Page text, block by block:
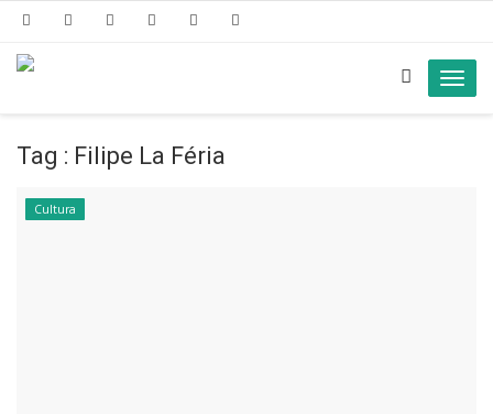
Tag : Filipe La Féria
Cultura